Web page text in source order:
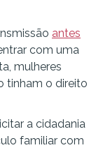
antes
com uma
mulheres
tinham o direito
a cidadania
familiar com